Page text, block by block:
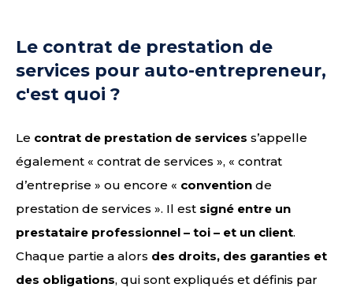
Le contrat de prestation de
services pour auto-entrepreneur,
c'est quoi ?
Le contrat de prestation de services s’appelle
également « contrat de services », « contrat
d’entreprise » ou encore « convention de
prestation de services ». Il est signé entre un
prestataire professionnel – toi – et un client.
Chaque partie a alors des droits, des garanties et
des obligations, qui sont expliqués et définis par